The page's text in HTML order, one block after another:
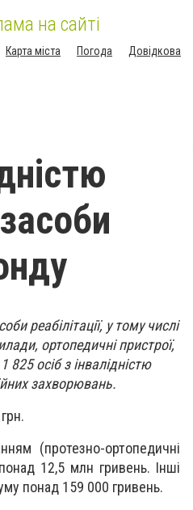
на сайті
Карта міста Погода
Довідкова
реабілітації, у тому числі
ортопедичні пристрої,
825 осіб з інвалідністю
захворювань.
(протезно-ортопедичні
12,5 млн гривень. Інші
понад 159 000 гривень.